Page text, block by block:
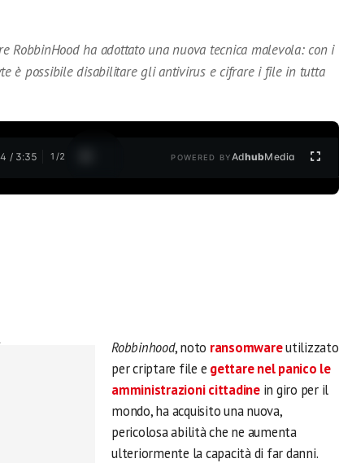
RobbinHood ha adottato una nuova tecnica malevola: con i
è possibile disabilitare gli antivirus e cifrare i file in tutta
/ 3:35 1 /2 POWERED BYAdhubMedia
Robbinhood, noto ransomwareutilizzato
per criptare file e gettare nel panico le
amministrazioni cittadinein giro per il
mondo, ha acquisito una nuova,
pericolosa abilità che ne aumenta
ulteriormente la capacità di far danni.